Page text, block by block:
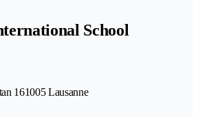
School
161005 Lausanne